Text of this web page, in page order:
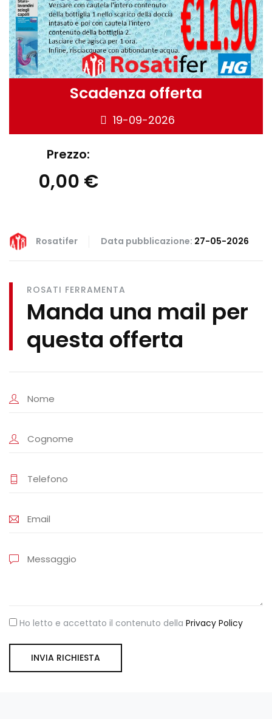
Scadenza offerta
19-09-2026
Prezzo:
0,00 €
Rosatifer Data pubblicazione: 27-05-2026
ROSATI FERRAMENTA
Manda una mail per
questa offerta
Ho letto e accettato il contenuto della Privacy Policy